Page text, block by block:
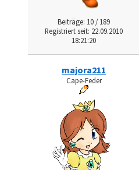
Beiträge: 10 / 189
Registriert seit: 22.09.2010
18:21:20
majora211
Cape-Feder